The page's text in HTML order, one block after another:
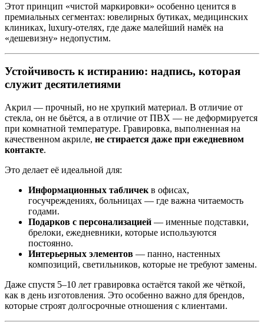
Этот принцип «чистой маркировки» особенно ценится в
премиальных сегментах: ювелирных бутиках, медицинских
клиниках, luxury-отелях, где даже малейший намёк на
«дешевизну» недопустим.
Устойчивость к истиранию: надпись, которая
служит десятилетиями
Акрил — прочный, но не хрупкий материал. В отличие от
стекла, он не бьётся, а в отличие от ПВХ — не деформируется
при комнатной температуре. Гравировка, выполненная на
качественном акриле, не стирается даже при ежедневном
контакте.
Это делает её идеальной для:
Информационных табличек в офисах,
госучреждениях, больницах — где важна читаемость
годами.
Подарков с персонализацией — именные подставки,
брелоки, ежедневники, которые используются
постоянно.
Интерьерных элементов — панно, настенных
композиций, светильников, которые не требуют замены.
Даже спустя 5–10 лет гравировка остаётся такой же чёткой,
как в день изготовления. Это особенно важно для брендов,
которые строят долгосрочные отношения с клиентами.